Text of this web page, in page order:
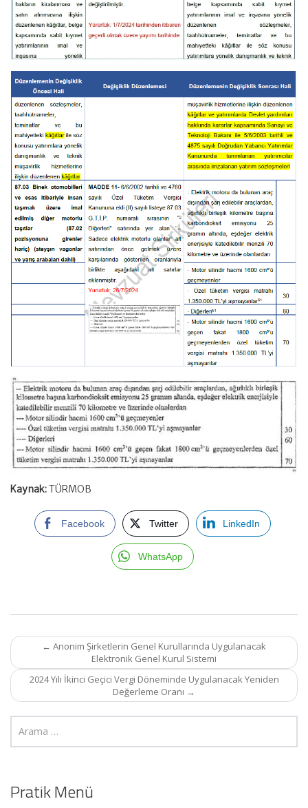
Kaynak:TÜRMOB
Facebook Twitter LinkedIn
WhatsApp
Post
navigation
← Anonim Şirketlerin Genel Kurullarında Uygulanacak
Elektronik Genel Kurul Sistemi
2024 Yılı İkinci Geçici Vergi Döneminde Uygulanacak Yeniden
Değerleme Oranı →
Pratik Menü